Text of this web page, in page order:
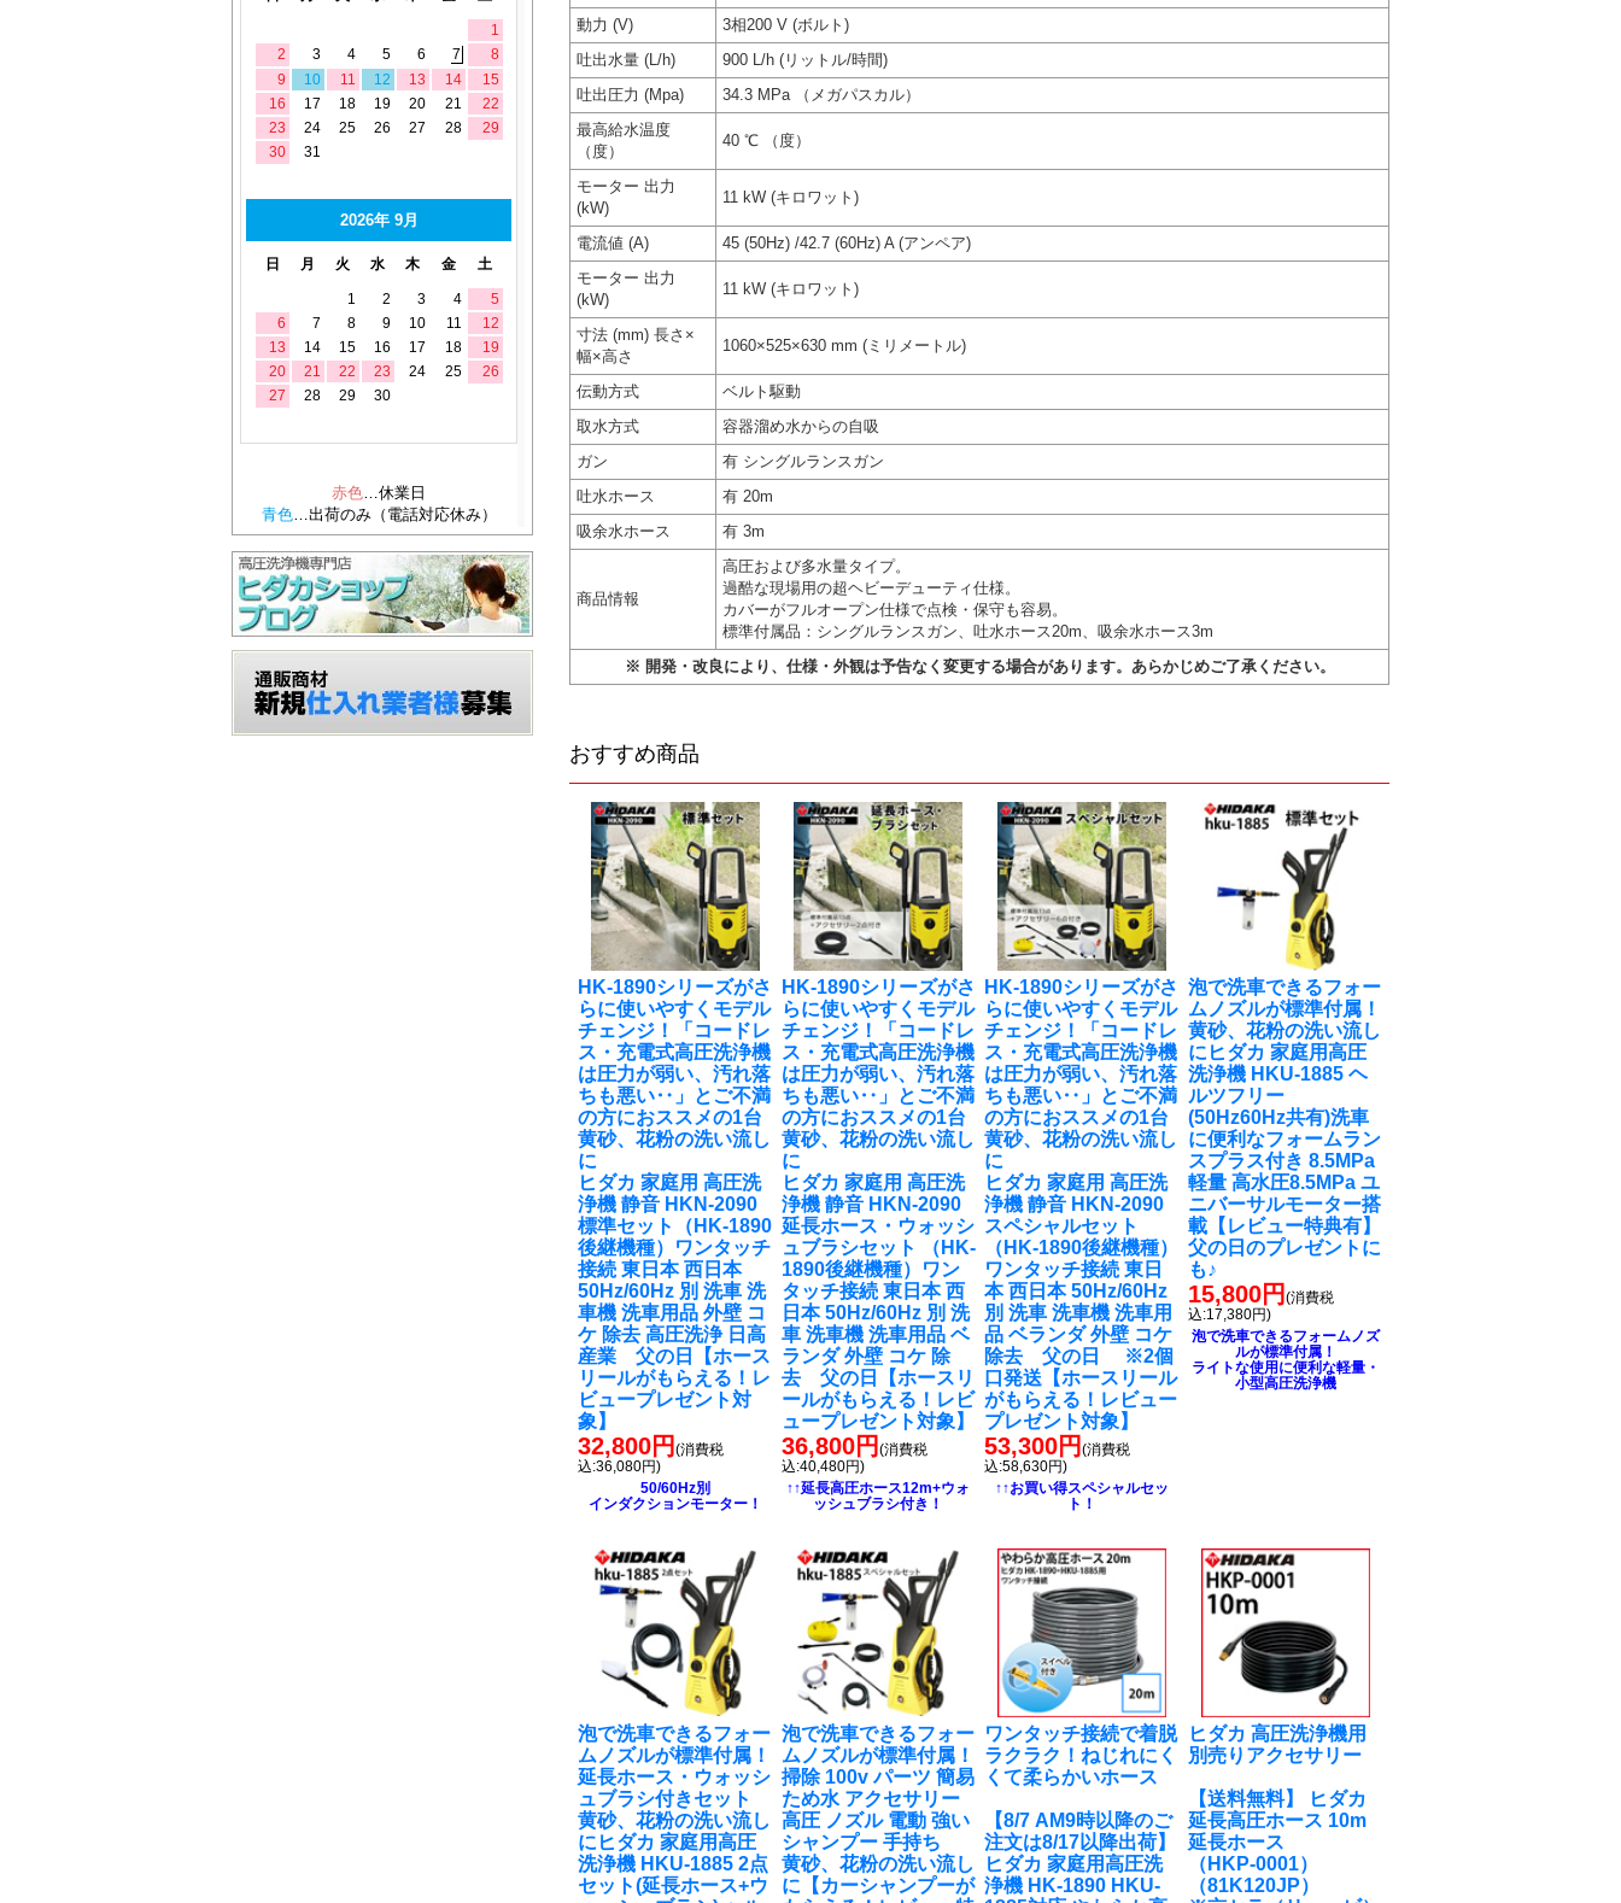
動力 (V)
3相200 V (ボルト)
吐出水量 (L/h)
900 L/h (リットル/時間)
吐出圧力 (Mpa)
34.3 MPa （メガパスカル）
最高給水温度
（度）
40 ℃ （度）
モーター 出力
(kW)
11 kW (キロワット)
電流値 (A)
45 (50Hz) /42.7 (60Hz) A (アンペア)
モーター 出力
(kW)
11 kW (キロワット)
寸法 (mm) 長さ×
幅×高さ
1060×525×630 mm (ミリメートル)
伝動方式
ベルト駆動
取水方式
容器溜め水からの自吸
ガン
有 シングルランスガン
吐水ホース
有 20m
吸余水ホース
有 3m
商品情報
高圧および多水量タイプ。
過酷な現場用の超ヘビーデューティ仕様。
カバーがフルオープン仕様で点検・保守も容易。
標準付属品：シングルランスガン、吐水ホース20m、吸余水ホース3m
※ 開発・改良により、仕様・外観は予告なく変更する場合があります。あらかじめご了承ください。
おすすめ商品
HK-1890シリーズがさ
らに使いやすくモデル
チェンジ！「コードレ
ス・充電式高圧洗浄機
は圧力が弱い、汚れ落
ちも悪い‥」とご不満
の方におススメの1台
黄砂、花粉の洗い流し
に
ヒダカ 家庭用 高圧洗
浄機 静音 HKN-2090
標準セット（HK-1890
後継機種）ワンタッチ
接続 東日本 西日本
50Hz/60Hz 別 洗車 洗
車機 洗車用品 外壁 コ
ケ 除去 高圧洗浄 日高
産業 父の日【ホース
リールがもらえる！レ
ビュープレゼント対
象】
32,800円(消費税
込:36,080円)
50/60Hz別
インダクションモーター！
HK-1890シリーズがさ
らに使いやすくモデル
チェンジ！「コードレ
ス・充電式高圧洗浄機
は圧力が弱い、汚れ落
ちも悪い‥」とご不満
の方におススメの1台
黄砂、花粉の洗い流し
に
ヒダカ 家庭用 高圧洗
浄機 静音 HKN-2090
延長ホース・ウォッシ
ュブラシセット （HK-
1890後継機種）ワン
タッチ接続 東日本 西
日本 50Hz/60Hz 別 洗
車 洗車機 洗車用品 ベ
ランダ 外壁 コケ 除
去 父の日【ホースリ
ールがもらえる！レビ
ュープレゼント対象】
36,800円 (消費税
込:40,480円)
↑↑延長高圧ホース12m+ウォ
ッシュブラシ付き！
HK-1890シリーズがさ
らに使いやすくモデル
チェンジ！「コードレ
ス・充電式高圧洗浄機
は圧力が弱い、汚れ落
ちも悪い‥」とご不満
の方におススメの1台
黄砂、花粉の洗い流し
に
ヒダカ 家庭用 高圧洗
浄機 静音 HKN-2090
スペシャルセット
（HK-1890後継機種）
ワンタッチ接続 東日
本 西日本 50Hz/60Hz
別 洗車 洗車機 洗車用
品 ベランダ 外壁 コケ
除去 父の日 ※2個
口発送【ホースリール
がもらえる！レビュー
プレゼント対象】
53,300円(消費税
込:58,630円)
↑↑お買い得スペシャルセッ
ト！
泡で洗車できるフォー
ムノズルが標準付属！
黄砂、花粉の洗い流し
に ヒダカ 家庭用高圧
洗浄機 HKU-1885 ヘ
ルツフリー
(50Hz60Hz共有)洗車
に便利なフォームラン
スプラス付き 8.5MPa
軽量 高水圧8.5MPa ユ
ニバーサルモーター搭
載【レビュー特典有】
父の日のプレゼントに
も♪
15,800円(消費税
込:17,380円)
泡で洗車できるフォームノズ
ルが標準付属！
ライトな使用に便利な軽量・
小型高圧洗浄機
泡で洗車できるフォー
ムノズルが標準付属！
延長ホース・ウォッシ
ュブラシ付きセット
黄砂、花粉の洗い流し
に ヒダカ 家庭用高圧
洗浄機 HKU-1885 2点
セット(延長ホース+ウ
泡で洗車できるフォー
ムノズルが標準付属！
掃除 100v パーツ 簡易
ため水 アクセサリー
高圧 ノズル 電動 強い
シャンプー 手持ち
黄砂、花粉の洗い流し
に 【カーシャンプーが
ワンタッチ接続で着脱
ラクラク！ねじれにく
くて柔らかいホース
【8/7 AM9時以降のご
注文は8/17以降出荷】
ヒダカ 家庭用高圧洗
浄機 HK-1890 HKU-
ヒダカ 高圧洗浄機用
別売りアクセサリー
【送料無料】 ヒダカ
延長高圧ホース 10m
延長ホース
（HKP-0001）
（81K120JP）